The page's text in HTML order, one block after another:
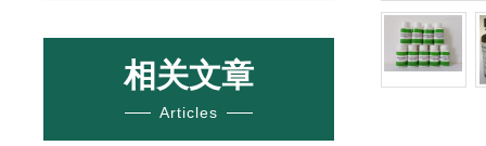
相关文章
Articles